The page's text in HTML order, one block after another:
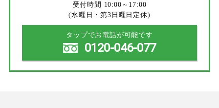
受付時間 10:00～17:00
(水曜日・第3日曜日定休)
タップでお電話が可能です
0120-046-077